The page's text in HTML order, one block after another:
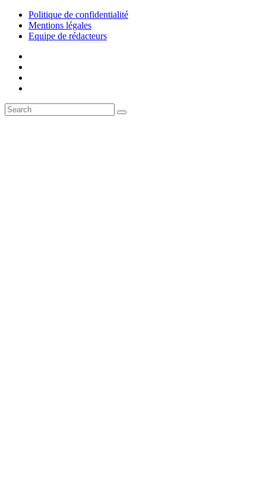
Politique de confidentialité
Mentions légales
Equipe de rédacteurs